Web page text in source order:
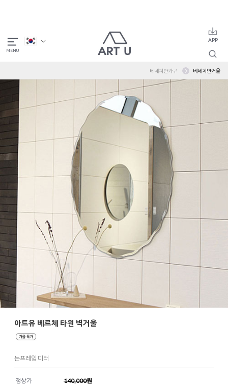
베네치안가구 베네치안거울
아트유 베르체 타원 벽거울
논프레임 미러
정상가 140,000원